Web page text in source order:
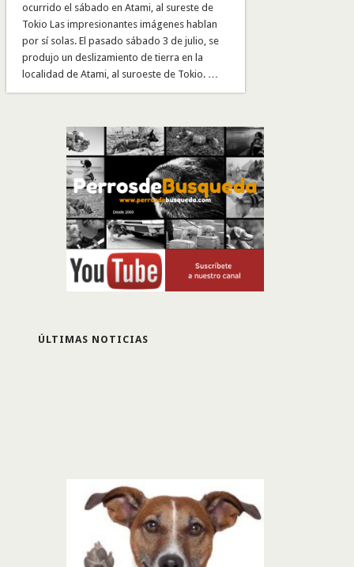
ocurrido el sábado en Atami, al sureste de
Tokio Las impresionantes imágenes hablan
por sí solas. El pasado sábado 3 de julio, se
produjo un deslizamiento de tierra en la
localidad de Atami, al suroeste de Tokio. …
ÚLTIMAS NOTICIAS